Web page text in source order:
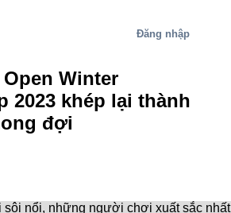
Đăng nhập
Winter
2023 khép lại thành
đợi
sôi nổi, những người chơi xuất sắc nhất